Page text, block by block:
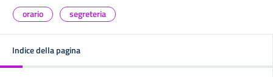
orario segreteria
Indice della pagina